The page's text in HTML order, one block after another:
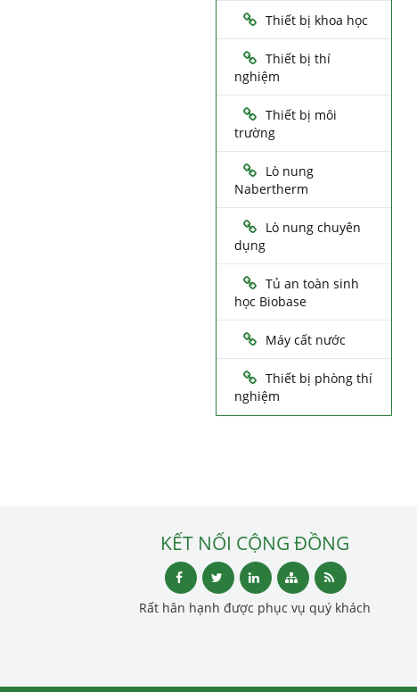
Thiết bị khoa học
Thiết bị thí
nghiệm
Thiết bị môi
trường
Lò nung
Nabertherm
Lò nung chuyên
dụng
Tủ an toàn sinh
học Biobase
Máy cất nước
Thiết bị phòng thí
nghiệm
KẾT NỐI CỘNG ĐỒNG
Rất hân hạnh được phục vụ quý khách